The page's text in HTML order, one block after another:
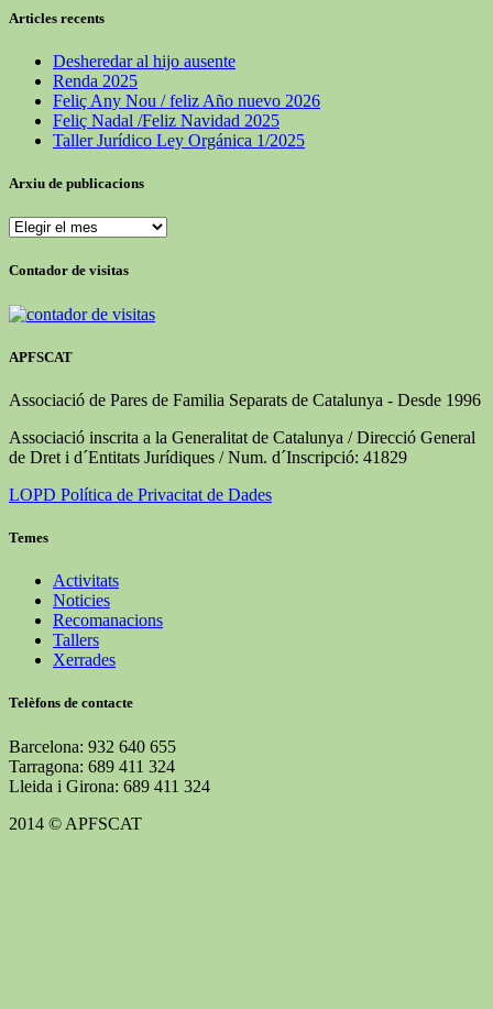
Articles recents
Desheredar al hijo ausente
Renda 2025
Feliç Any Nou / feliz Año nuevo 2026
Feliç Nadal /Feliz Navidad 2025
Taller Jurídico Ley Orgánica 1/2025
Arxiu de publicacions
Arxiu
publicacions
Contador de visitas
APFSCAT
Associació de Pares de Familia Separats de Catalunya - Desde 1996
Associació inscrita a la Generalitat de Catalunya / Direcció General
de Dret i d´Entitats Jurídiques / Num. d´Inscripció: 41829
LOPD Política de Privacitat de Dades
Temes
Activitats
Noticies
Recomanacions
Tallers
Xerrades
Telèfons de contacte
Barcelona: 932 640 655
Tarragona: 689 411 324
Lleida i Girona: 689 411 324
2014 © APFSCAT